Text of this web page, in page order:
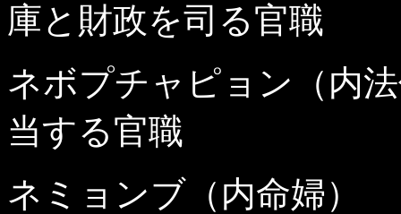
庫と財政を司る官職
ネボプチャピョン（
当する官職
ネミョンブ（内命婦